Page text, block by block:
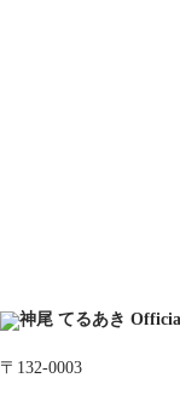
〒132-0003